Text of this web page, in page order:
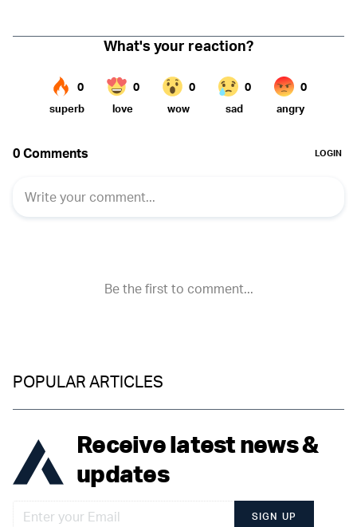
POPULAR ARTICLES
Receive latest news &
updates
SIGN UP